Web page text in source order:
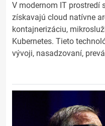
V modernom IT prostredí
získavajú cloud natívne
kontajnerizáciu,
Kubernetes. Tieto
vývoji, nasadzovaní,